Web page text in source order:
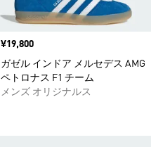
価格
¥19,800
ガゼル インドア メルセデス AMG
ペトロナス F1 チーム
メンズ オリジナルス